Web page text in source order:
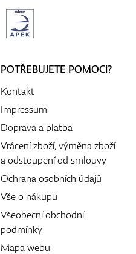
POTŘEBUJETE POMOCI?
Kontakt
Impressum
Doprava a platba
Vrácení zboží, výměna zboží
a odstoupení od smlouvy
Ochrana osobních údajů
Vše o nákupu
Všeobecní obchodní
podmínky
Mapa webu